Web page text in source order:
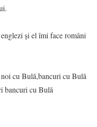
şi el îmi face români
cu Bulă,bancuri cu Bulă
bancuri cu Bulă